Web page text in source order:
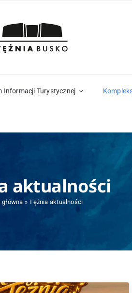
Informacji Turystycznej
aktualności
główna »Tężnia aktualności